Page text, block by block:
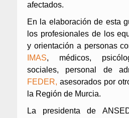
afectados.
En la elaboración de esta
los profesionales de los
y orientación a personas
IMAS, médicos,
sociales, personal de
FEDER, asesorados por
la Región de Murcia.
La presidenta de